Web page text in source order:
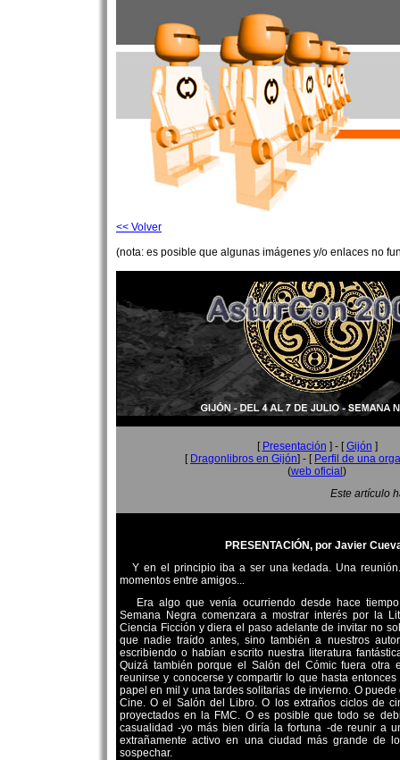
<< Volver
(nota: es posible que algunas imágenes y/o enlaces no
[ Presentación ] - [Gijón ]
[ Dragonlibros en Gijón] - [ Perfil de una
(web oficial )
Este artículo
PRESENTACIÓN, por Javier
Y en el principio iba a ser una kedada. Una
momentos entre amigos...
Era algo que venía ocurriendo desde hace
Semana Negra comenzara a mostrar interés por la
Ciencia Ficción y diera el paso adelante de invitar no
que nadie traído antes, sino también a nuestros
escribiendo o habían escrito nuestra literatura
Quizá también porque el Salón del Cómic fuera otra
reunirse y conocerse y compartir lo que hasta
papel en mil y una tardes solitarias de invierno. O
Cine. O el Salón del Libro. O los extraños ciclos de
proyectados en la FMC. O es posible que todo se
casualidad -yo más bien diría la fortuna -de reunir a
extrañamente activo en una ciudad más grande de
sospechar.